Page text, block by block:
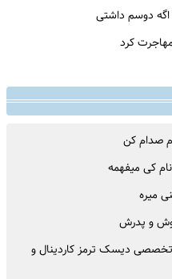
اگه دوسم داشتی
کرد
صدام کن
کی میفهمه
میره
و پدرش
دیسک ترمز کاردینال و